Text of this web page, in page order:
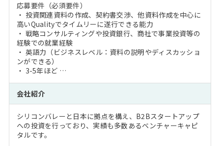
応募要件（必須要件）
・ 投資関連資料の作成、契約書交渉、他資料作成を中心に
高いQualityでタイムリーに遂行できる能力
・ 戦略コンサルティングや投資銀行、商社で事業投資等の
経験での就業経験
・ 英語力（ビジネスレベル：資料の説明やディスカッショ
ンができる）
・ 3-5年ほど …
会社紹介
シリコンバレーと日本に拠点を構え、B2Bスタートアップ
への投資を行っており、実績も多数あるベンチャーキャピ
タルです。